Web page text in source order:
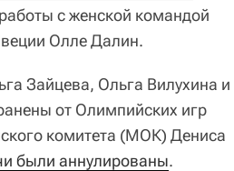
с женской командой
Олле Далин.
Зайцева, Ольга Вилухина и
от Олимпийских игр
комитета (МОК) Дениса
были аннулированы.